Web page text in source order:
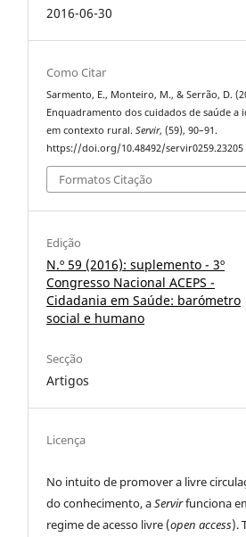
2016-06-30
Como Citar
Sarmento, E., Monteiro, M., & Serrão, D.
Enquadramento dos cuidados de saúde a
em contexto rural.Servir, (59), 90–91.
https://doi.org/10.48492/servir0259.23205
Formatos Citação
Edição
N.º 59 (2016): suplemento - 3º
Congresso Nacional ACEPS -
Cidadania em Saúde: barómetro
social e humano
Secção
Artigos
Licença
No intuito de promover a livre
do conhecimento, aServirfunciona
regime de acesso livre (open access).